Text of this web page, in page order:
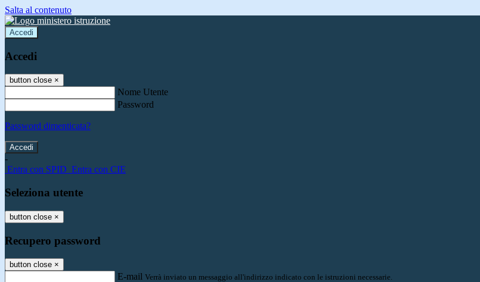
Salta al contenuto
Accedi
Accedi
button close ×
Nome Utente
Password
Password dimenticata?
-
Entra con SPID Entra con CIE
Seleziona utente
button close ×
Recupero password
button close ×
E-mail Verrà inviato un messaggio all'indirizzo indicato con le istruzioni necessarie.